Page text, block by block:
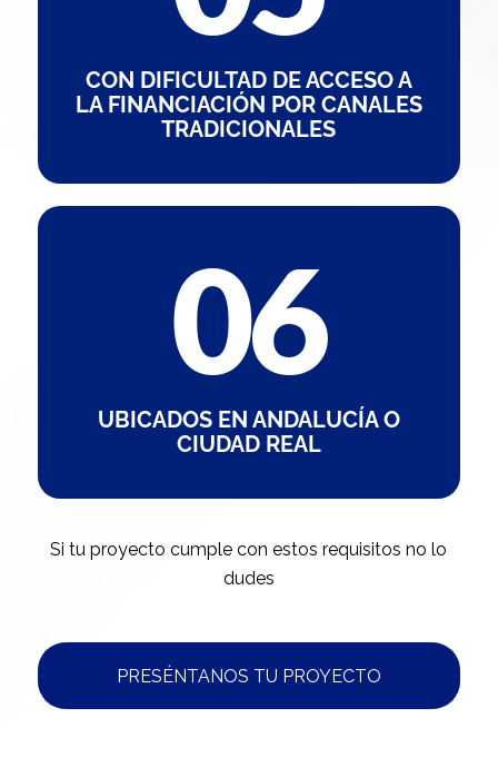
CON DIFICULTAD DE ACCESO A
LA FINANCIACIÓN POR CANALES
TRADICIONALES
UBICADOS EN ANDALUCÍA O
CIUDAD REAL
Si tu proyecto cumple con estos requisitos no lo
dudes
PRESÉNTANOS TU PROYECTO